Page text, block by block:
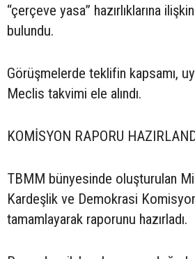
“çerçeve yasa” hazırlıklarına
bulundu.
Görüşmelerde teklifin kapsamı,
Meclis takvimi ele alındı.
KOMİSYON RAPORU
TBMM bünyesinde oluşturulan
Kardeşlik ve Demokrasi
tamamlayarak raporunu hazırladı.